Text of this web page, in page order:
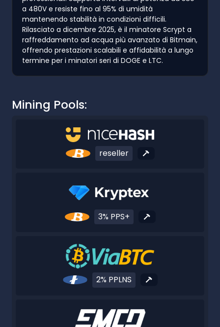
a 480V e resiste fino al 95% di umidità
mantenendo stabilità in condizioni difficili.
Rilasciato a dicembre 2025, è il minatore Scrypt a
raffreddamento ad acqua più avanzato di Bitmain,
offrendo prestazioni scalabili e affidabilità a lungo
termine per i minatori seri di DOGE e LTC.
Mining Pools:
reseller
3% PPS+
2% PPLNS